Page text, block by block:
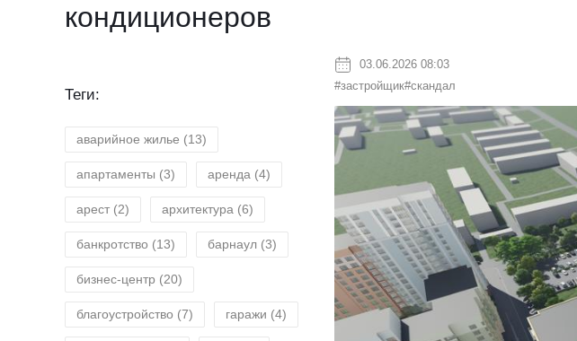
кондиционеров
03.06.2026 08:03
#застройщик#скандал
Теги:
аварийное жилье (13)
апартаменты (3) аренда (4)
арест (2) архитектура (6)
банкротство (13) барнаул (3)
бизнес-центр (20)
благоустройство (7) гаражи (4)